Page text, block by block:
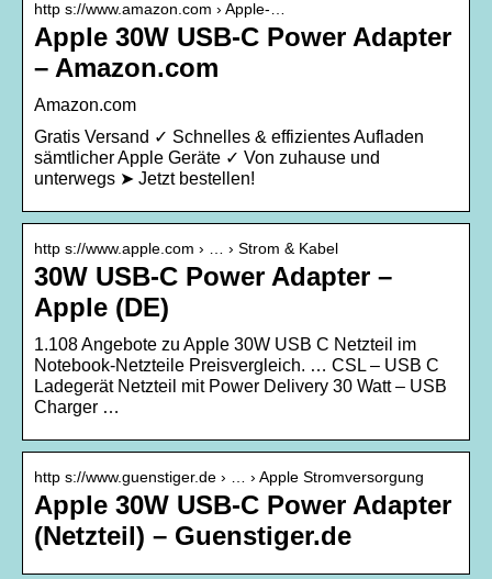
http s://www.amazon.com › Apple-…
Apple 30W USB-C Power Adapter
– Amazon.com
Amazon.com
Gratis Versand ✓ Schnelles & effizientes Aufladen
sämtlicher Apple Geräte ✓ Von zuhause und
unterwegs ➤ Jetzt bestellen!
http s://www.apple.com › … › Strom & Kabel
30W USB‑C Power Adapter –
Apple (DE)
1.108 Angebote zu Apple 30W USB C Netzteil im
Notebook-Netzteile Preisvergleich. … CSL – USB C
Ladegerät Netzteil mit Power Delivery 30 Watt – USB
Charger …
http s://www.guenstiger.de › … › Apple Stromversorgung
Apple 30W USB-C Power Adapter
(Netzteil) – Guenstiger.de